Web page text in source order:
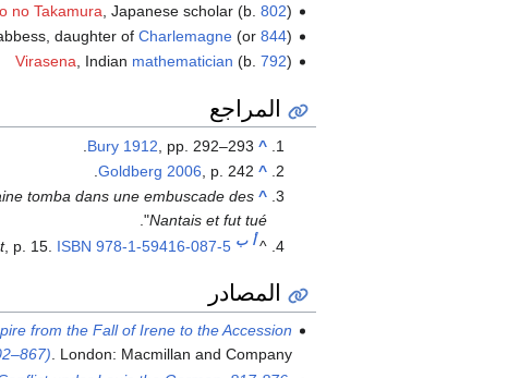
no Takamura , Japanese scholar (b. 802)
daughter of Charlemagne(or 844)
Virasena, Indian mathematician (b. 792)
المراجع
^
Bury 1912 , pp. 292–293.
^
Goldberg 2006 , p. 242.
^
tomba dans une embuscade des
Nantais et fut tué
".
^أ ب , p. 15. ISBN 978-1-59416-087-5
المصادر
from the Fall of Irene to the Accession
. London: Macmillan and Company.